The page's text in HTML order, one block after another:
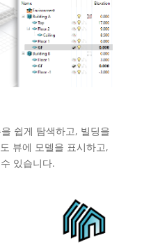
쉽게 탐색하고, 빌딩을
뷰에 모델을 표시하고,
있습니다.